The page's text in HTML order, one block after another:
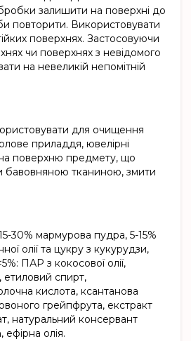
залишити на поверхні до
повторити. Використовувати
поверхнях. Застосовуючи
чи поверхнях з невідомого
на невеликій непомітній
для очищення
приладдя, ювелірні
поверхню предмету, що
бавовняною тканиною, змити
30% мармурова пудра, 5-15%
олії та цукру з кукурудзи,
ПАР з кокосової олії,
етиловий спирт,
кислота, ксантанова
грейпфрута, екстракт
натуральний консервант
олія.